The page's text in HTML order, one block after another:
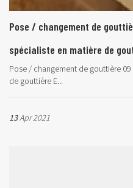
Pose / changement de
spécialiste en matière de
Pose / changement de gouttière
de gouttière E...
13Apr 2021